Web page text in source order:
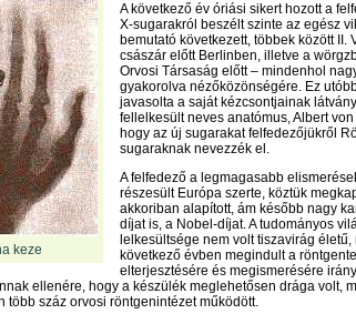
keze
A következő év óriási sikert hozott a
X-sugarakról beszélt szinte az egész
bemutató következett, többek között II.
császár előtt Berlinben, illetve a
Orvosi Társaság előtt – mindenhol
gyakorolva nézőközönségére. Ez
javasolta a saját kézcsontjainak
fellelkesült neves anatómus, Albert
hogy az új sugarakat felfedezőjükről
sugaraknak nevezzék el.
A felfedező a legmagasabb
részesült Európa szerte, köztük
akkoriban alapított, ám később nagy
díjat is, a Nobel-díjat. A tudományos
lelkesültsége nem volt tiszavirág életű,
következő évben megindult a
elterjesztésére és megismerésére
ellenére, hogy a készülék meglehetősen drága volt,
több száz orvosi röntgenintézet működött.